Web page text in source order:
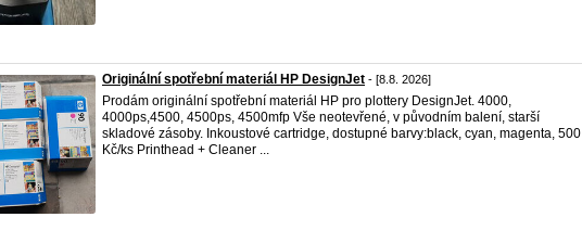
Originální spotřební materiál HP DesignJet - [8.8. 2026]
Prodám originální spotřební materiál HP pro plottery DesignJet. 4000,
4000ps,4500, 4500ps, 4500mfp Vše neotevřené, v původním balení, starší
skladové zásoby. Inkoustové cartridge, dostupné barvy:black, cyan, magenta, 500
Kč/ks Printhead + Cleaner ...